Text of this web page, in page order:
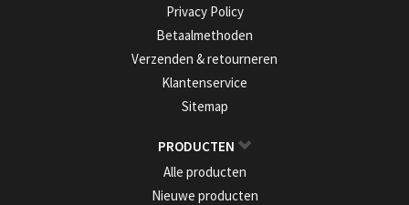
Privacy Policy
Betaalmethoden
Verzenden & retourneren
Klantenservice
Sitemap
PRODUCTEN
Alle producten
Nieuwe producten